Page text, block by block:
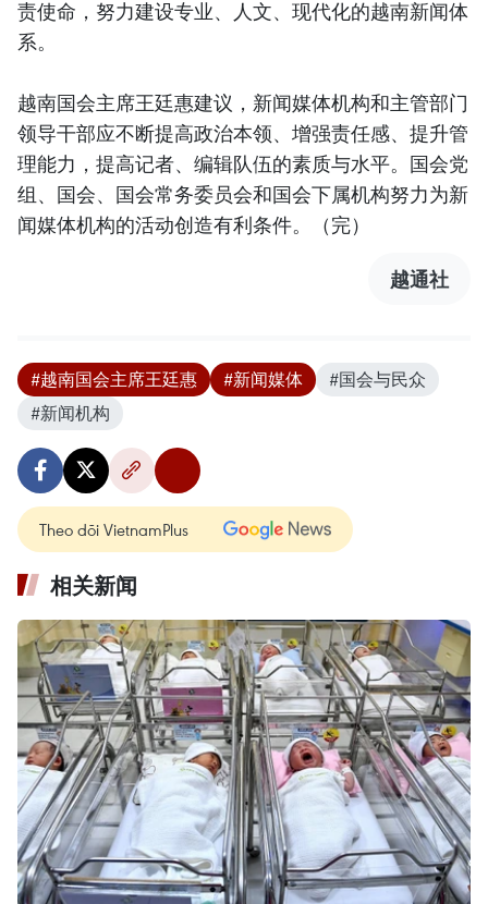
责使命，努力建设专业、人文、现代化的越南新闻体
系。
越南国会主席王廷惠建议，新闻媒体机构和主管部门
领导干部应不断提高政治本领、增强责任感、提升管
理能力，提高记者、编辑队伍的素质与水平。国会党
组、国会、国会常务委员会和国会下属机构努力为新
闻媒体机构的活动创造有利条件。（完）
越通社
#越南国会主席王廷惠 #新闻媒体
#国会与民众
#新闻机构
Theo dõi VietnamPlus
相关新闻